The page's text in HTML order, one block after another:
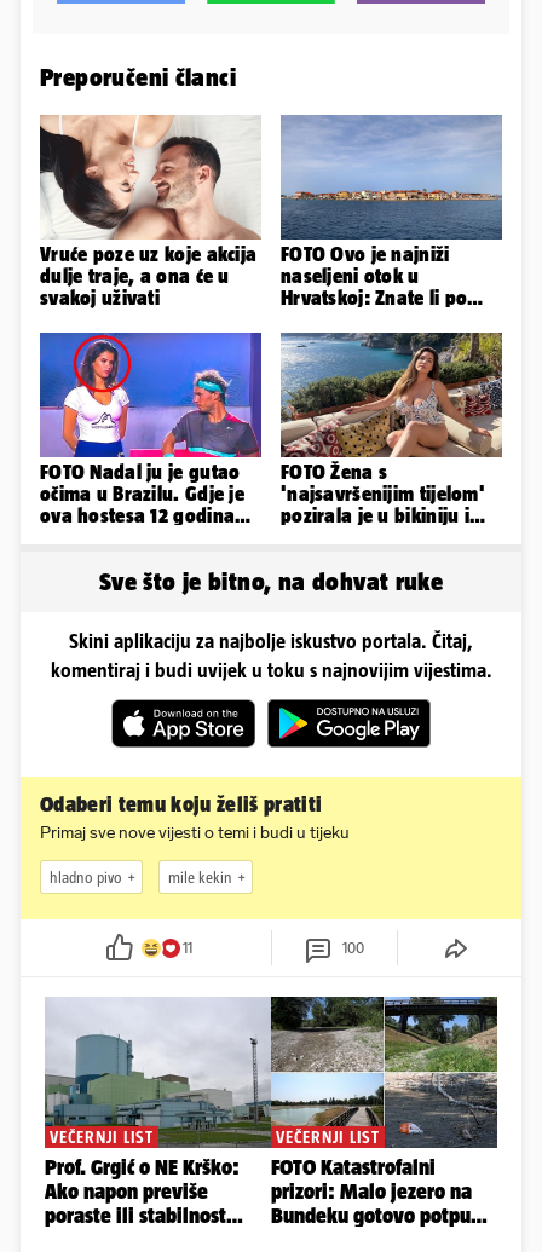
Preporučeni članci
Vruće poze uz koje akcija
dulje traje, a ona će u
svakoj uživati
FOTO Ovo je najniži
naseljeni otok u
Hrvatskoj: Znate li po
FOTO Nadal ju je gutao
očima u Brazilu. Gdje je
ova hostesa 12 godina
FOTO Žena s
'najsavršenijim tijelom'
pozirala je u bikiniju i
Sve što je bitno, na dohvat ruke
Skini aplikaciju za najbolje iskustvo portala. Čitaj,
komentiraj i budi uvijek u toku s najnovijim vijestima.
Odaberi temu koju želiš pratiti
Primaj sve nove vijesti o temi i budi u tijeku
hladno pivo mile kekin
11 100